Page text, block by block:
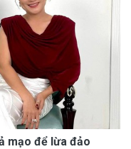
mạo để lừa đảo